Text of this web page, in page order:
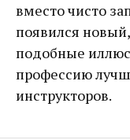
вместо чисто
появился
подобные
профессию
инструкторов.